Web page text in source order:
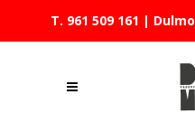
T. 961 509 161 |